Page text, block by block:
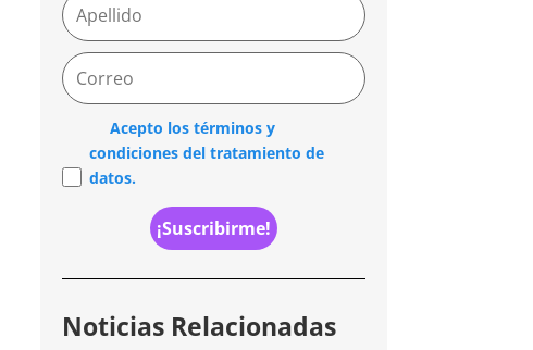
Acepto los términos y
condiciones del tratamiento de
datos.
Noticias Relacionadas